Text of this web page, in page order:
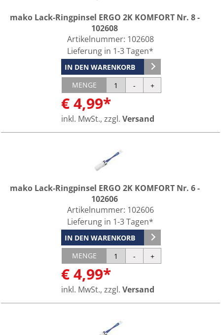
mako Lack-Ringpinsel ERGO 2K KOMFORT Nr. 8 -
102608
Artikelnummer: 102608
Lieferung in 1-3 Tagen*
IN DEN WARENKORB
MENGE
€ 4,99*
inkl. MwSt., zzgl. Versand
mako Lack-Ringpinsel ERGO 2K KOMFORT Nr. 6 -
102606
Artikelnummer: 102606
Lieferung in 1-3 Tagen*
IN DEN WARENKORB
MENGE
€ 4,99*
inkl. MwSt., zzgl. Versand